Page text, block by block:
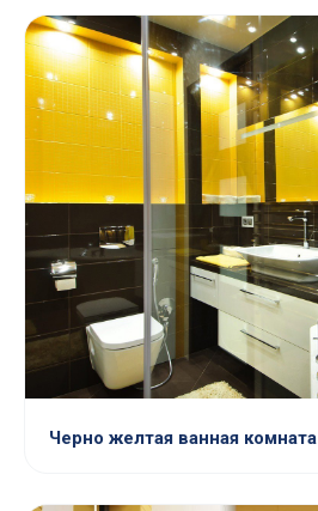
Черно желтая ванная комната